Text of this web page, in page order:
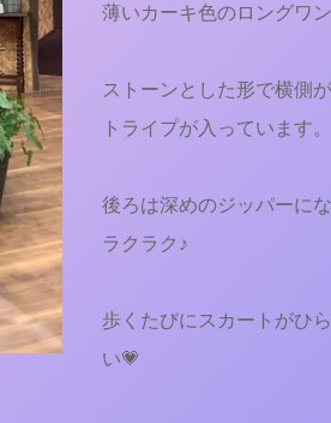
薄いカーキ色のロングワン
ストーンとした形で横側
トライプが入っています。
後ろは深めのジッパーに
ラクラク♪
歩くたびにスカートがひ
い💗